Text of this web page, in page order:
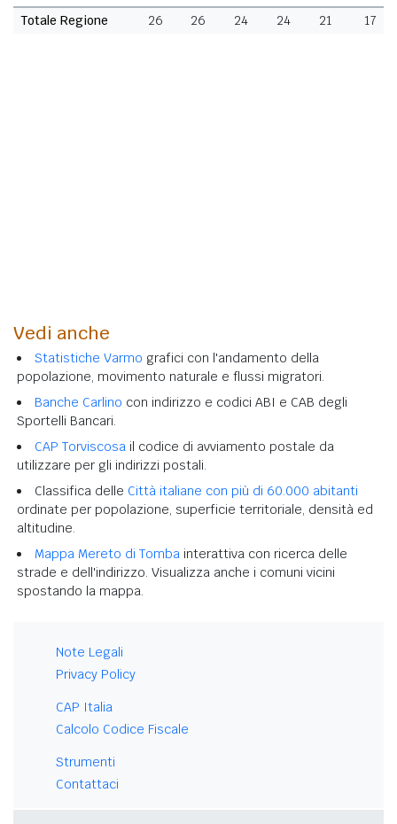
Totale Regione
26 26 24 24 21 17
Vedi anche
Statistiche Varmo grafici con l'andamento della
popolazione, movimento naturale e flussi migratori.
Banche Carlino con indirizzo e codici ABI e CAB degli
Sportelli Bancari.
CAP Torviscosa il codice di avviamento postale da
utilizzare per gli indirizzi postali.
Classifica delle Città italiane con più di 60.000 abitanti
ordinate per popolazione, superficie territoriale, densità ed
altitudine.
Mappa Mereto di Tomba interattiva con ricerca delle
strade e dell'indirizzo. Visualizza anche i comuni vicini
spostando la mappa.
Note Legali
Privacy Policy
CAP Italia
Calcolo Codice Fiscale
Strumenti
Contattaci